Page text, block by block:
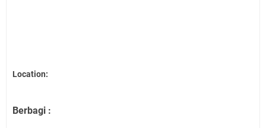
Location:
Berbagi :